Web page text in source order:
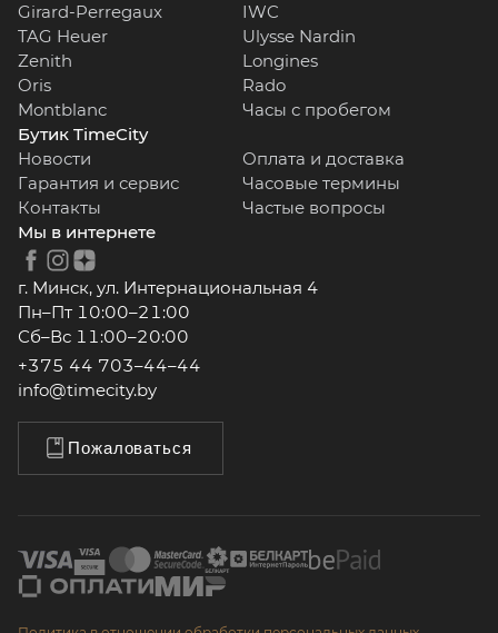
Girard-Perregaux
IWC
TAG Heuer
Ulysse Nardin
Zenith
Longines
Oris
Rado
Montblanc
Часы с пробегом
Бутик TimeCity
Новости
Оплата и доставка
Гарантия и сервис
Часовые термины
Контакты
Частые вопросы
Мы в интернете
г. Минск, ул. Интернациональная 4
Пн–Пт 10:00–21:00
Сб–Вс 11:00–20:00
+375 44 703–44–44
info@timecity.by
Пожаловаться